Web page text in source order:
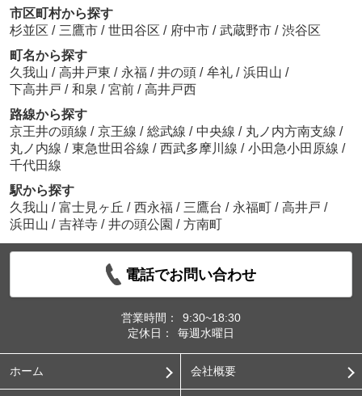
市区町村から探す
杉並区 / 三鷹市 / 世田谷区 / 府中市 / 武蔵野市 / 渋谷区
町名から探す
久我山 / 高井戸東 / 永福 / 井の頭 / 牟礼 / 浜田山 /
下高井戸 / 和泉 / 宮前 / 高井戸西
路線から探す
京王井の頭線 / 京王線 / 総武線 / 中央線 / 丸ノ内方南支線 /
丸ノ内線 / 東急世田谷線 / 西武多摩川線 / 小田急小田原線 /
千代田線
駅から探す
久我山 / 富士見ヶ丘 / 西永福 / 三鷹台 / 永福町 / 高井戸 /
浜田山 / 吉祥寺 / 井の頭公園 / 方南町
電話でお問い合わせ
営業時間：
9:30~18:30
定休日：
毎週水曜日
ホーム 会社概要